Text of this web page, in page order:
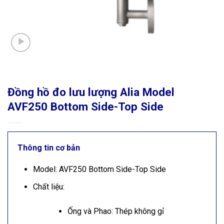
Đồng hồ đo lưu lượng Alia Model
AVF250 Bottom Side-Top Side
Thông tin cơ bản
Model: AVF250 Bottom Side-Top Side
Chất liệu:
Ống và Phao: Thép không gỉ